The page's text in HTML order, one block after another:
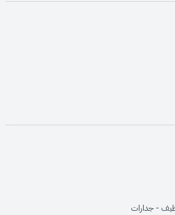
opens in
opens
opens in
opens in new
opens in
opens in
opens in
opens
opens in
opens in new
- جداراتopens in new window